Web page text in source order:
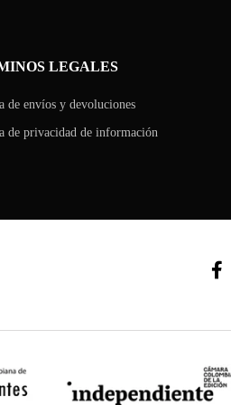
LEGALES
de envíos y devoluciones
de privacidad de información